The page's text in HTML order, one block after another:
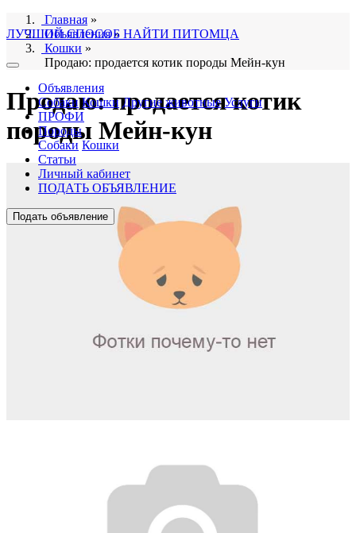
ЛУЧШИЙ СПОСОБ НАЙТИ ПИТОМЦА
Объявления
Собаки Кошки Другие животные Услуги
ПРОФИ
Породы
Собаки Кошки
Статьи
Личный кабинет
ПОДАТЬ ОБЪЯВЛЕНИЕ
Подать объявление
Главная »
Объявления»
Кошки »
Продаю: продается котик породы Мейн-кун
Продаю: продается котик
породы Мейн-кун